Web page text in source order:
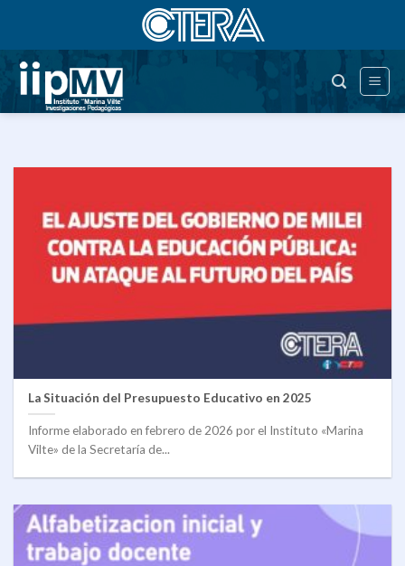
contenido
La Situación del Presupuesto Educativo en 2025
Informe elaborado en febrero de 2026 por el Instituto «Marina
Vilte» de la Secretaría de...